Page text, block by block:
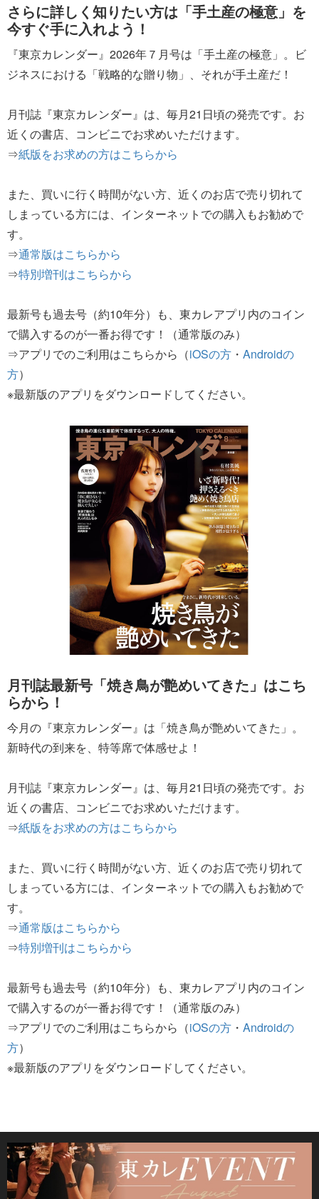
さらに詳しく知りたい方は「手土産の極意」を
今すぐ手に入れよう！
『東京カレンダー』2026年７月号は「手土産の極意」。ビ
ジネスにおける「戦略的な贈り物」、それが手土産だ！
月刊誌『東京カレンダー』は、毎月21日頃の発売です。お
近くの書店、コンビニでお求めいただけます。
⇒紙版をお求めの方はこちらから
また、買いに行く時間がない方、近くのお店で売り切れて
しまっている方には、インターネットでの購入もお勧めで
す。
⇒通常版はこちらから
⇒特別増刊はこちらから
最新号も過去号（約10年分）も、東カレアプリ内のコイン
で購入するのが一番お得です！（通常版のみ）
⇒アプリでのご利用はこちらから（iOSの方 ・ Androidの
方）
※最新版のアプリをダウンロードしてください。
月刊誌最新号「焼き鳥が艶めいてきた」はこち
らから！
今月の『東京カレンダー』は「焼き鳥が艶めいてきた」。
新時代の到来を、特等席で体感せよ！
月刊誌『東京カレンダー』は、毎月21日頃の発売です。お
近くの書店、コンビニでお求めいただけます。
⇒紙版をお求めの方はこちらから
また、買いに行く時間がない方、近くのお店で売り切れて
しまっている方には、インターネットでの購入もお勧めで
す。
⇒通常版はこちらから
⇒特別増刊はこちらから
最新号も過去号（約10年分）も、東カレアプリ内のコイン
で購入するのが一番お得です！（通常版のみ）
⇒アプリでのご利用はこちらから（iOSの方 ・ Androidの
方）
※最新版のアプリをダウンロードしてください。